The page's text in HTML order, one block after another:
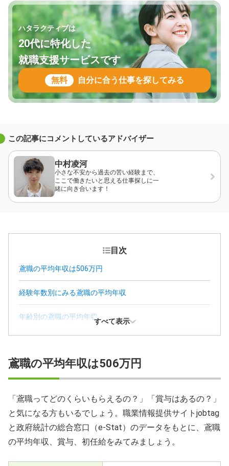
ハタラクティブは
20代に特化した
就職支援サービスです
無料 自分に合う仕事を探してみる
この記事にコメントしているアドバイザー
中村凌河
小さな不安から過去の苦い経験まで、
ここで働きたいと思える仕事探しに一
緒に向き合います！
目次
鳶職の平均年収は506万円
経験年数別にみる鳶職の平均年収
年齢別の鳶職の平均年収
鳶職の年収が日本の平均年収よりも高い理由
鳶職で年収アップにつながるおすすめな資格
鳶職の仕事内容と種類
鳶職はキツい？向いている人に多い4つの特徴
すべて表示
鳶職の平均年収は506万円
「鳶職ってどのくらいもらえるの？」「賞与はあるの？」
と気になる方もいるでしょう。職業情報提供サイトjobtag
と政府統計の総合窓口（e-Stat）のデータをもとに、鳶職
の平均年収、賞与、初任給をみてみましょう。